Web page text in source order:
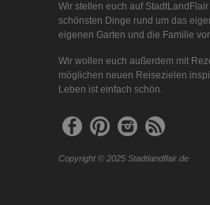
Wir stellen euch auf
schönsten Dinge rund um das
eigenen Garten und die Familie vor.
Wir wollen euch außerdem mit
möglichen neuen Reisezielen
Leben ist einfach schön.
Copyright © 2025 Stadtlandflair.de